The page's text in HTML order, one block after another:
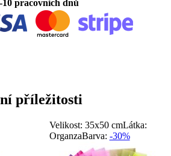
pracovních dnů
příležitosti
Velikost: 35x50 cmLátka:
OrganzaBarva: -30%